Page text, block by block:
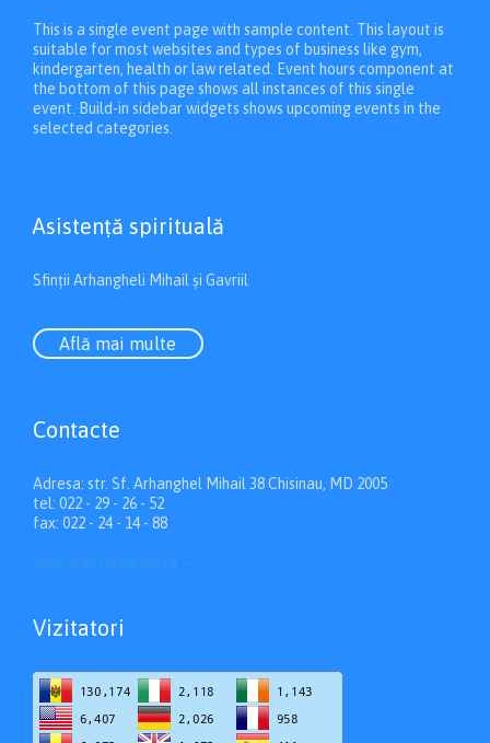
This is a single event page with sample content. This layout is
suitable for most websites and types of business like gym,
kindergarten, health or law related. Event hours component at
the bottom of this page shows all instances of this single
event. Build-in sidebar widgets shows upcoming events in the
selected categories.
Asistenţă spirituală
Sfinții Arhangheli Mihail și Gavriil
Află mai multe
Contacte
Adresa: str. Sf. Arhanghel Mihail 38 Chisinau, MD 2005
tel: 022 - 29 - 26 - 52
fax: 022 - 24 - 14 - 88
Vizitatori